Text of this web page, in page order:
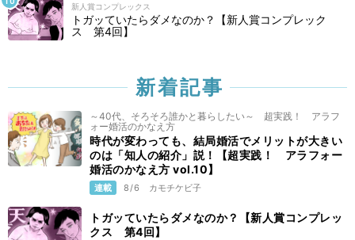
新人賞コンプレックス
トガッていたらダメなのか？【新人賞コンプレック
ス 第4回】
新着記事
～40代、そろそろ誰かと暮らしたい～ 超実践！ アラフ
ォー婚活のかなえ方
時代が変わっても、結局婚活でメリットが大きい
のは「知人の紹介」説！【超実践！ アラフォー
婚活のかなえ方 vol.10】
連載 8/6 カモチケビ子
トガッていたらダメなのか？【新人賞コンプレッ
クス 第4回】